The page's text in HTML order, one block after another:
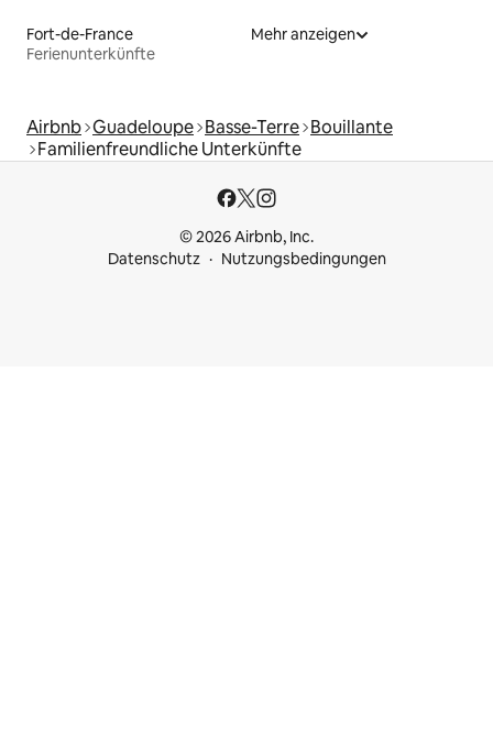
Fort-de-France
Ferienunterkünfte
Mehr anzeigen
Airbnb Guadeloupe Basse-Terre Bouillante
Familienfreundliche Unterkünfte
© 2026 Airbnb, Inc.
Datenschutz
Nutzungsbedingungen